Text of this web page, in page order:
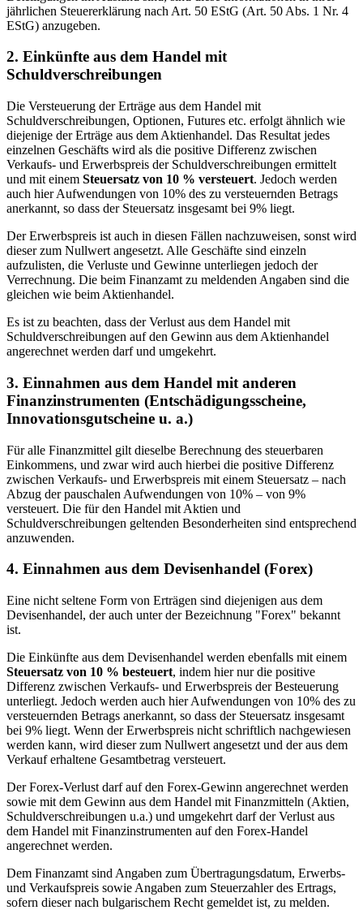
jährlichen Steuererklärung nach Art. 50 EStG (Art. 50 Abs. 1 Nr. 4
EStG) anzugeben.
2. Einkünfte aus dem Handel mit
Schuldverschreibungen
Die Versteuerung der Erträge aus dem Handel mit
Schuldverschreibungen, Optionen, Futures etc. erfolgt ähnlich wie
diejenige der Erträge aus dem Aktienhandel. Das Resultat jedes
einzelnen Geschäfts wird als die positive Differenz zwischen
Verkaufs- und Erwerbspreis der Schuldverschreibungen ermittelt
und mit einem Steuersatz von 10 % versteuert. Jedoch werden
auch hier Aufwendungen von 10% des zu versteuernden Betrags
anerkannt, so dass der Steuersatz insgesamt bei 9% liegt.
Der Erwerbspreis ist auch in diesen Fällen nachzuweisen, sonst wird
dieser zum Nullwert angesetzt. Alle Geschäfte sind einzeln
aufzulisten, die Verluste und Gewinne unterliegen jedoch der
Verrechnung. Die beim Finanzamt zu meldenden Angaben sind die
gleichen wie beim Aktienhandel.
Es ist zu beachten, dass der Verlust aus dem Handel mit
Schuldverschreibungen auf den Gewinn aus dem Aktienhandel
angerechnet werden darf und umgekehrt.
3. Einnahmen aus dem Handel mit anderen
Finanzinstrumenten (Entschädigungsscheine,
Innovationsgutscheine u. a.)
Für alle Finanzmittel gilt dieselbe Berechnung des steuerbaren
Einkommens, und zwar wird auch hierbei die positive Differenz
zwischen Verkaufs- und Erwerbspreis mit einem Steuersatz – nach
Abzug der pauschalen Aufwendungen von 10% – von 9%
versteuert. Die für den Handel mit Aktien und
Schuldverschreibungen geltenden Besonderheiten sind entsprechend
anzuwenden.
4. Einnahmen aus dem Devisenhandel (Forex)
Eine nicht seltene Form von Erträgen sind diejenigen aus dem
Devisenhandel, der auch unter der Bezeichnung "Forex" bekannt
ist.
Die Einkünfte aus dem Devisenhandel werden ebenfalls mit einem
Steuersatz von 10 % besteuert, indem hier nur die positive
Differenz zwischen Verkaufs- und Erwerbspreis der Besteuerung
unterliegt. Jedoch werden auch hier Aufwendungen von 10% des zu
versteuernden Betrags anerkannt, so dass der Steuersatz insgesamt
bei 9% liegt. Wenn der Erwerbspreis nicht schriftlich nachgewiesen
werden kann, wird dieser zum Nullwert angesetzt und der aus dem
Verkauf erhaltene Gesamtbetrag versteuert.
Der Forex-Verlust darf auf den Forex-Gewinn angerechnet werden
sowie mit dem Gewinn aus dem Handel mit Finanzmitteln (Aktien,
Schuldverschreibungen u.a.) und umgekehrt darf der Verlust aus
dem Handel mit Finanzinstrumenten auf den Forex-Handel
angerechnet werden.
Dem Finanzamt sind Angaben zum Übertragungsdatum, Erwerbs-
und Verkaufspreis sowie Angaben zum Steuerzahler des Ertrags,
sofern dieser nach bulgarischem Recht gemeldet ist, zu melden.